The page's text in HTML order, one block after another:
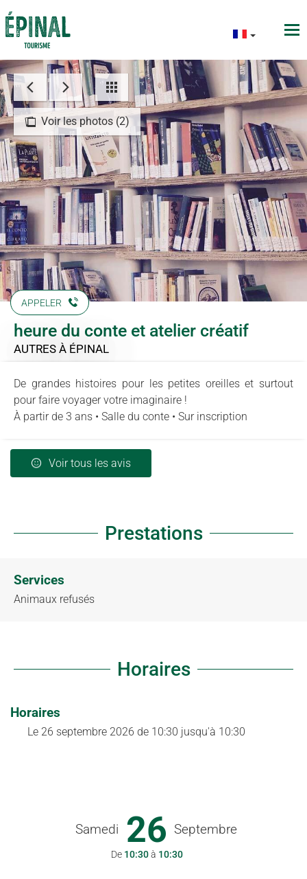
Voir les photos (2)
APPELER
heure du conte et atelier créatif
AUTRES À ÉPINAL
De grandes histoires pour les petites oreilles et surtout
pour faire voyager votre imaginaire !
À partir de 3 ans • Salle du conte • Sur inscription
Voir tous les avis
Prestations
Services
Animaux refusés
Horaires
Horaires
Le 26 septembre 2026 de 10:30 jusqu'à 10:30
Samedi 26 Septembre
De 10:30à 10:30